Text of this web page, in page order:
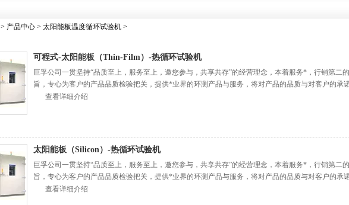
> 产品中心 > 太阳能板温度循环试验机 >
可程式-太阳能板（Thin-Film）-热循环试验机
巨孚公司一贯坚持“品质至上，服务至上，邀您参与，共享共存”的经营理念，本着服务*，行销第二
旨，专心为客户的产品品质检验把关，提供*业界的环测产品与服务，将对产品的品质与对客户的承
向更高的保证与信赖。
查看详细介绍
太阳能板（Silicon）-热循环试验机
巨孚公司一贯坚持“品质至上，服务至上，邀您参与，共享共存”的经营理念，本着服务*，行销第二
旨，专心为客户的产品品质检验把关，提供*业界的环测产品与服务，将对产品的品质与对客户的承
向更高的保证与信赖。
查看详细介绍